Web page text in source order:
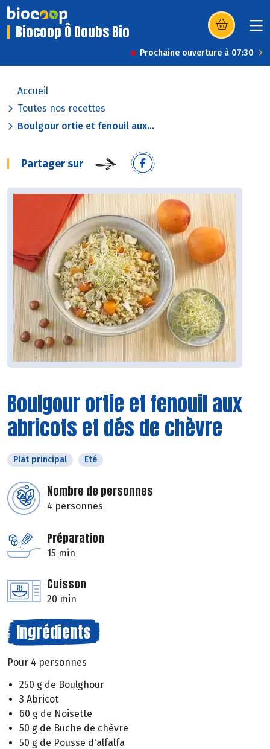
Biocoop Ô Doubs Bio (s’ouvre dans
Prochaine ouverture à 07:30
Accueil
Toutes nos recettes
Boulgour ortie et fenouil aux...
Partager sur
Boulgour ortie et fenouil aux
abricots et dés de chèvre
Plat principal Eté
Nombre de personnes
4 personnes
Préparation
15 min
Cuisson
20 min
Ingrédients
Pour 4 personnes
250 g de Boulghour
3 Abricot
60 g de Noisette
50 g de Buche de chèvre
50 g de Pousse d'alfalfa